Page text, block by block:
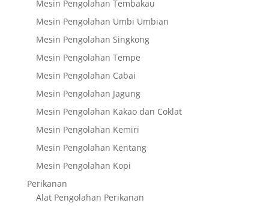
Mesin Pengolahan Tembakau
Mesin Pengolahan Umbi Umbian
Mesin Pengolahan Singkong
Mesin Pengolahan Tempe
Mesin Pengolahan Cabai
Mesin Pengolahan Jagung
Mesin Pengolahan Kakao dan Coklat
Mesin Pengolahan Kemiri
Mesin Pengolahan Kentang
Mesin Pengolahan Kopi
Perikanan
Alat Pengolahan Perikanan